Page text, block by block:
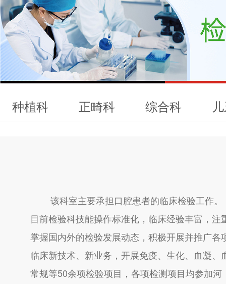
种植科 正畸科 综合科
该科室主要承担口腔患者的临床检验工作。
目前检验科技能操作标准化，临床经验丰富，注
掌握国内外的检验发展动态，积极开展并推广各
临床新技术、新业务，开展免疫、生化、血凝、
常规等50余项检验项目，各项检测项目均参加河